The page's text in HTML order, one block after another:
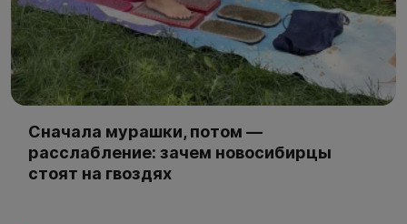
Сначала мурашки, потом —
расслабление: зачем новосибирцы
стоят на гвоздях